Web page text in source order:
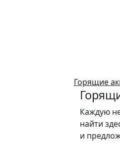
Горящие
Каждую
найти
и